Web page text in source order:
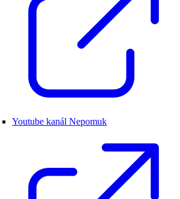
Youtube kanál Nepomuk